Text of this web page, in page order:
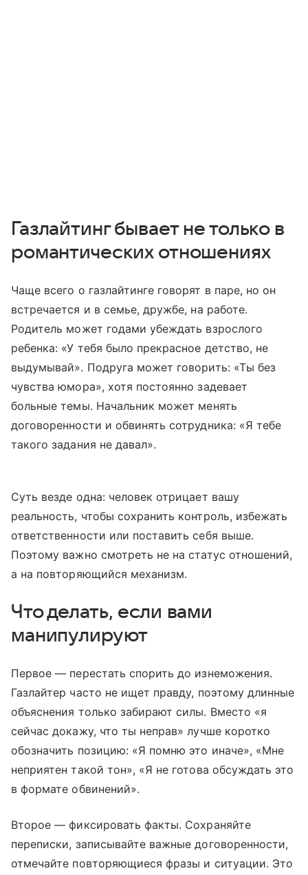
Газлайтинг бывает не только в
романтических отношениях
Чаще всего о газлайтинге говорят в паре, но он
встречается и в семье, дружбе, на работе.
Родитель может годами убеждать взрослого
ребенка: «У тебя было прекрасное детство, не
выдумывай». Подруга может говорить: «Ты без
чувства юмора», хотя постоянно задевает
больные темы. Начальник может менять
договоренности и обвинять сотрудника: «Я тебе
такого задания не давал».
Суть везде одна: человек отрицает вашу
реальность, чтобы сохранить контроль, избежать
ответственности или поставить себя выше.
Поэтому важно смотреть не на статус отношений,
а на повторяющийся механизм.
Что делать, если вами
манипулируют
Первое — перестать спорить до изнеможения.
Газлайтер часто не ищет правду, поэтому длинные
объяснения только забирают силы. Вместо «я
сейчас докажу, что ты неправ» лучше коротко
обозначить позицию: «Я помню это иначе», «Мне
неприятен такой тон», «Я не готова обсуждать это
в формате обвинений».
Второе — фиксировать факты. Сохраняйте
переписки, записывайте важные договоренности,
отмечайте повторяющиеся фразы и ситуации. Это